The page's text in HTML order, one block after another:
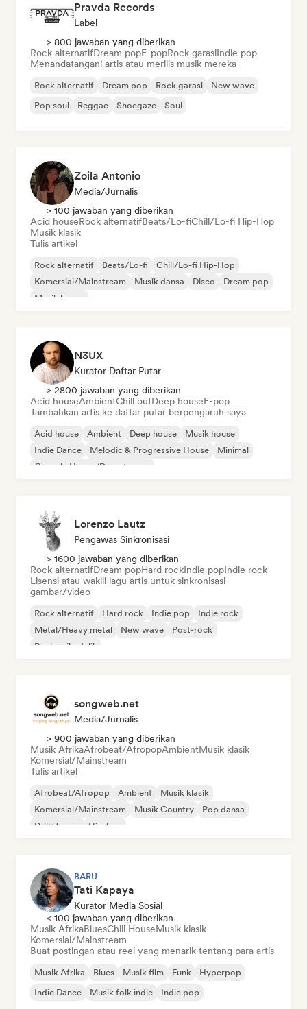
Pravda Records
Label
> 800 jawaban yang diberikan
Rock alternatifDream popE-popRock garasiIndie pop
Menandatangani artis atau merilis musik mereka
Rock alternatif Dream pop Rock garasi
New wave
Pop soul
Reggae Shoegaze Soul
Zoila Antonio
Media/Jurnalis
> 100 jawaban yang diberikan
Acid houseRock alternatifBeats/Lo-fiChill/Lo-fi Hip-Hop
Musik klasik
Tulis artikel
Rock alternatif Beats/Lo-fi
Chill/Lo-fi Hip-Hop
Komersial/Mainstream
Musik dansa Disco
Dream pop
Musik house
N3UX
Kurator Daftar Putar
> 2800 jawaban yang diberikan
Acid houseAmbientChill outDeep houseE-pop
Tambahkan artis ke daftar putar berpengaruh saya
Acid house Ambient Deep house
Musik house
Indie Dance
Melodic & Progressive House
Minimal
Organic House/Downtempo
Lorenzo Lautz
Pengawas Sinkronisasi
> 1600 jawaban yang diberikan
Rock alternatifDream popHard rockIndie popIndie rock
Lisensi atau wakili lagu artis untuk sinkronisasi
gambar/video
Rock alternatif Hard rock Indie pop
Indie rock
Metal/Heavy metal
New wave
Post-rock
Rock psikedelik
songweb.net
Media/Jurnalis
> 900 jawaban yang diberikan
Musik AfrikaAfrobeat/AfropopAmbientMusik klasik
Komersial/Mainstream
Tulis artikel
Afrobeat/Afropop Ambient
Musik klasik
Komersial/Mainstream
Musik Country
Pop dansa
Drill/Jersey
Hip-hop
BARU
Tati Kapaya
Kurator Media Sosial
< 100 jawaban yang diberikan
Musik AfrikaBluesChill HouseMusik klasik
Komersial/Mainstream
Buat postingan atau reel yang menarik tentang para artis
Musik Afrika Blues Musik film Funk
Hyperpop
Indie Dance
Musik folk indie Indie pop